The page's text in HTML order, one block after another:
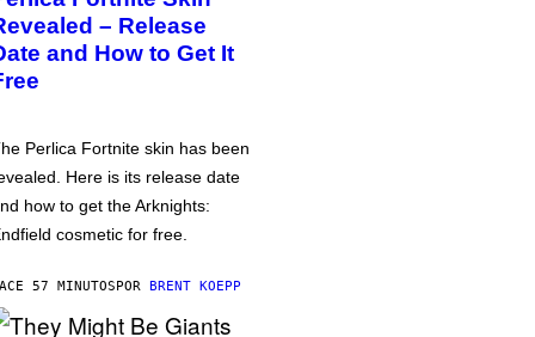
– Release
and How to Get It
Perlica Fortnite skin has been
Here is its release date
how to get the Arknights:
cosmetic for free.
57 MINUTOSPOR BRENT KOEPP